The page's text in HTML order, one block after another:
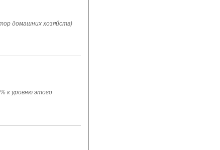
домашних хозяйств)
к уровню этого